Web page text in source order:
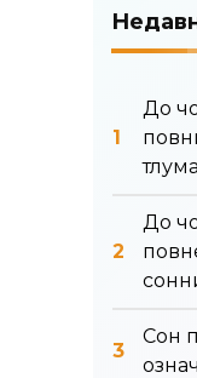
До
До
Сон